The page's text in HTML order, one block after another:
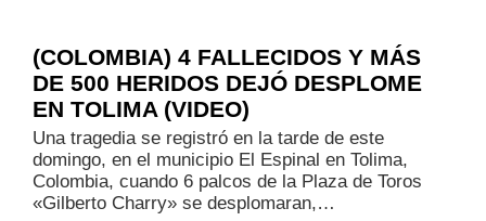
(COLOMBIA) 4 FALLECIDOS Y MÁS
DE 500 HERIDOS DEJÓ DESPLOME
EN TOLIMA (VIDEO)
Una tragedia se registró en la tarde de este
domingo, en el municipio El Espinal en Tolima,
Colombia, cuando 6 palcos de la Plaza de Toros
«Gilberto Charry» se desplomaran,…